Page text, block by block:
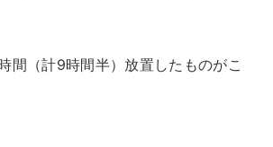
間（計9時間半）放置したものがこ